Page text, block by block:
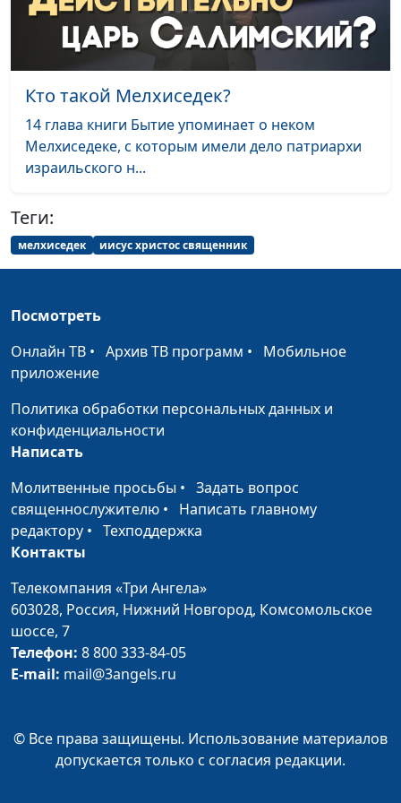
и Елена
Варнавская
Кого Бог будет судить
первыми? Как
подготовиться к Божьему
суду?
Юлия Уткина,
Александр Камнев,
#30
открытый?
пресвитер церкви
Божий суд. Кто будет нас
судить?
Александр Камнев,
Варнавская
По каким критериям нас
будет судить Бог?
пресвитер церкви
и Елена
Божьему суду?
Оправдание верой
пресвитер церкви
День Божьего суда и
Христа
Варнавская
Кто такой Мелхиседек?
14 глава книги Бытие упоминает о неком
Мелхиседеке, с которым имели дело патриархи
израильского н...
Теги:
мелхиседек иисус христос священник
Посмотреть
Онлайн ТВ • Архив ТВ программ • Мобильное
приложение
Политика обработки персональных данных и
конфиденциальности
Написать
Молитвенные просьбы • Задать вопрос
священнослужителю • Написать главному
редактору • Техподдержка
Контакты
Телекомпания «Три Ангела»
603028, Россия, Нижний Новгород, Комсомольское
шоссе, 7
Телефон: 8 800 333-84-05
E-mail: mail@3angels.ru
© Все права защищены. Использование материалов
допускается только с согласия редакции.